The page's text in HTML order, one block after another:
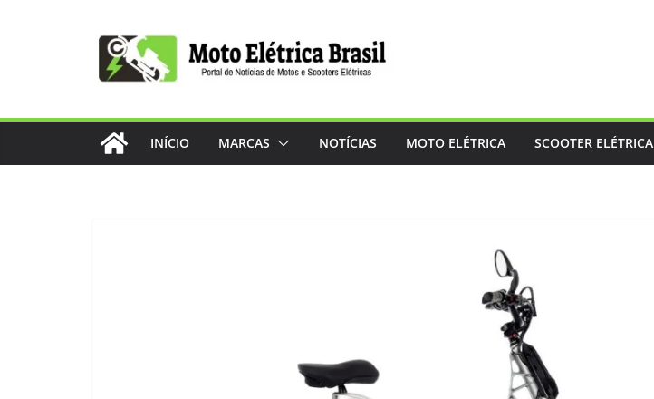
INÍCIO MARCAS NOTÍCIAS MOTO ELÉTRICA SCOOTER ELÉTRICA